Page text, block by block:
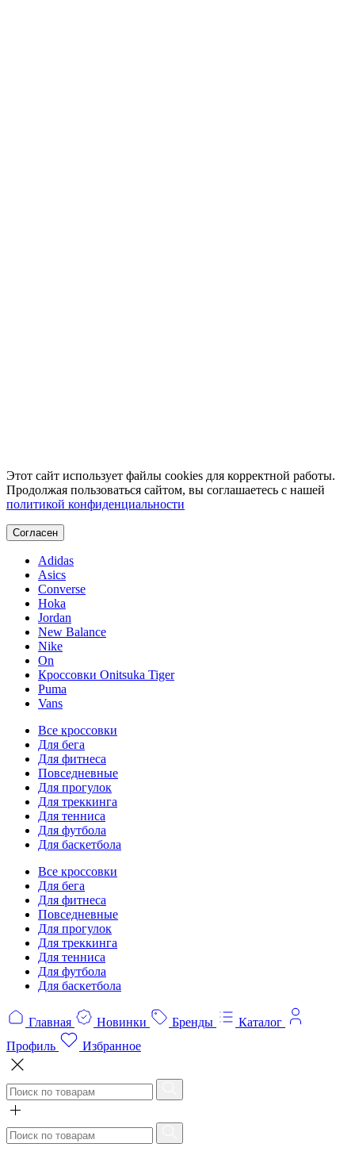
Этот сайт использует файлы cookies для корректной работы.
Продолжая пользоваться сайтом, вы соглашаетесь с нашей
политикой конфиденциальности
Согласен
Adidas
Asics
Converse
Hoka
Jordan
New Balance
Nike
On
Кроссовки Onitsuka Tiger
Puma
Vans
Все кроссовки
Для бега
Для фитнеса
Повседневные
Для прогулок
Для треккинга
Для тенниса
Для футбола
Для баскетбола
Все кроссовки
Для бега
Для фитнеса
Повседневные
Для прогулок
Для треккинга
Для тенниса
Для футбола
Для баскетбола
Главная Новинки Бренды
Каталог
Профиль
Избранное